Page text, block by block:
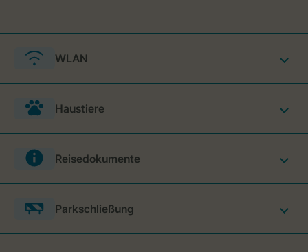
WLAN
Haustiere
Reisedokumente
Parkschließung